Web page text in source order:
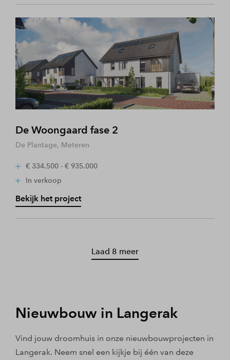
De Woongaard fase 2
De Plantage, Meteren
€ 334.500 - € 935.000
In verkoop
Bekijk het project
Laad 8 meer
Nieuwbouw in Langerak
Vind jouw droomhuis in onze nieuwbouwprojecten in
Langerak. Neem snel een kijkje bij één van deze